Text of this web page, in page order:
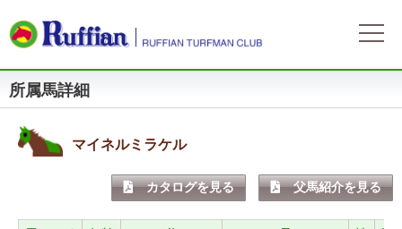
所属馬詳細
マイネルミラケル
カタログを見る 父馬紹介を見る
会員サービスとイベント
お申込方法
費用と分配等
募集馬ラインナップ
出走情報
ログイン
自動ログイン パスワードをお忘れの方